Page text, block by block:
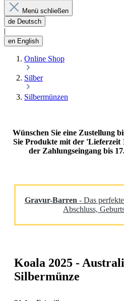
Menü schließen
de Deutsch
en English
Online Shop
Silber
Silbermünzen
Wünschen Sie eine Zustellung
Sie Produkte mit der 'Lieferzeit
der Zahlungseingang bis
Gravur-Barren - Das
Abschluss,
Koala 2025 -
Silbermünze